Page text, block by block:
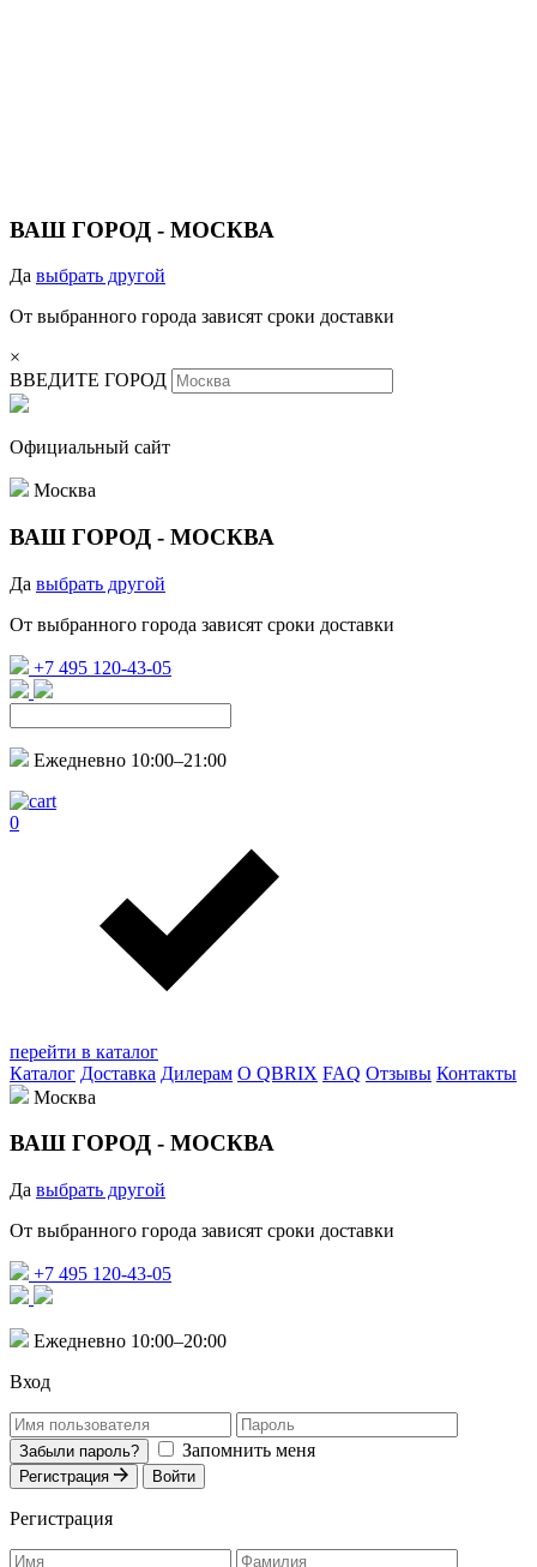
ВАШ ГОРОД - МОСКВА
Да выбрать другой
От выбранного города зависят сроки доставки
×
ВВЕДИТЕ ГОРОД
Официальный сайт
Москва
ВАШ ГОРОД - МОСКВА
Да выбрать другой
От выбранного города зависят сроки доставки
+7 495 120-43-05
Ежедневно 10:00–21:00
0
перейти в каталог
Каталог Доставка Дилерам О QBRIX FAQ Отзывы Контакты
Москва
ВАШ ГОРОД - МОСКВА
Да выбрать другой
От выбранного города зависят сроки доставки
+7 495 120-43-05
Ежедневно 10:00–20:00
Вход
Забыли пароль? Запомнить меня
Регистрация Войти
Регистрация